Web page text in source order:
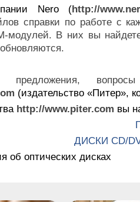
Nero (http://
справки по работе с
модулей. В них вы
предложения,
(издательство «Питер»,
http://www.piter.com вы
ДИСКИ CD/
оптических дисках